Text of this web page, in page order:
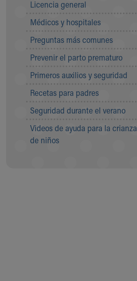
Rest Accommodations
Visiting
Department of Public Safety
Health Info
Health Information
Healthy Info, Healthy Kids
Inside Children's Blog
KidsHealth Topics
Family Library
Educational Resources
Injury Prevention
Licencia general
Médicos y hospitales
Preguntas más comunes
Prevenir el parto prematuro
Primeros auxilios y seguridad
Recetas para padres
Seguridad durante el verano
Videos de ayuda para la crianza
de niños